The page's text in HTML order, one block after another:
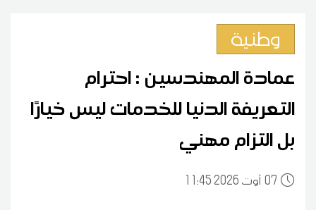
وطنية
عمادة المهندسين : احترام
التعريفة الدنيا للخدمات ليس خيارًا
بل التزام مهني
0711:45 2026 أوت